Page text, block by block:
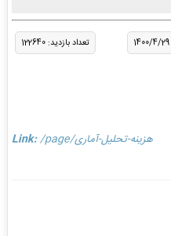
تعداد بازدید: 122640
Link: /page/هزینه-تحلیل-آماری